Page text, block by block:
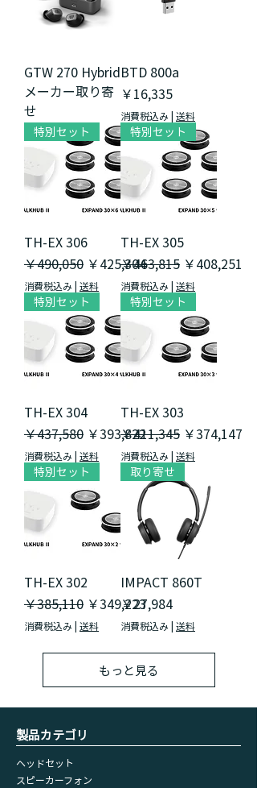
GTW 270 Hybrid
メーカー取り寄
せ
BTD 800a
価格
￥16,335
消費税込み | 送料
特別セット
TH-EX 306
通常価格
￥490,050 セール価格
￥425,304
消費税込み | 送料
特別セット
TH-EX 305
通常価格
￥463,815 セール価格
￥408,251
消費税込み | 送料
特別セット
TH-EX 304
通常価格
￥437,580 セール価格
￥393,822
消費税込み | 送料
特別セット
TH-EX 303
通常価格
￥411,345 セール価格
￥374,147
消費税込み | 送料
特別セット
TH-EX 302
通常価格
￥385,110 セール価格
￥349,223
消費税込み | 送料
取り寄せ
IMPACT 860T
価格
￥27,984
消費税込み | 送料
もっと見る
​製品カテゴリ
ヘッドセット
スピーカーフォン